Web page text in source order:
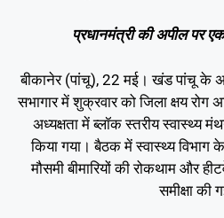
प्रधानमंत्री की अपील पर
बीकानेर (पांचू), 22 मई। खंड पांचू के
सभागार में शुक्रवार को जिला क्षय रोग
अध्यक्षता में ब्लॉक स्तरीय स्वास्थ्य
किया गया। बैठक में स्वास्थ्य विभाग के
मौसमी बीमारियों की रोकथाम और
समीक्षा की